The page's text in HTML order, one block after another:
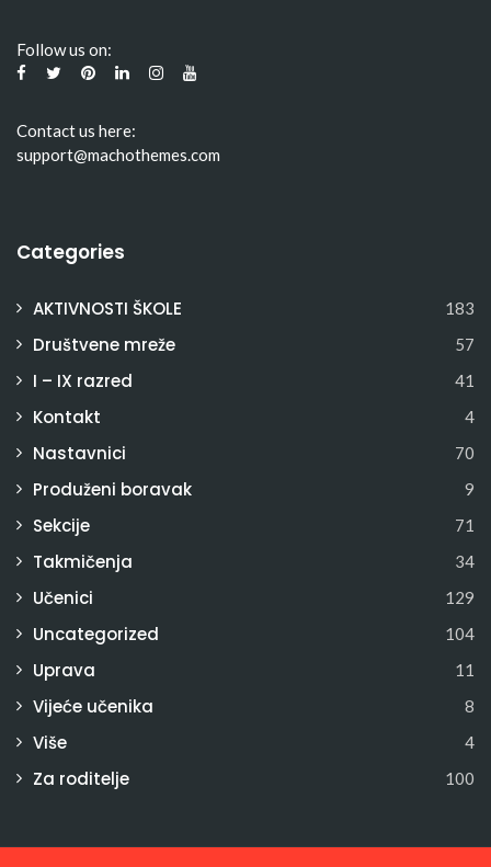
Follow us on:
Contact us here:
support@machothemes.com
Categories
AKTIVNOSTI ŠKOLE 183
Društvene mreže 57
I – IX razred 41
Kontakt 4
Nastavnici 70
Produženi boravak 9
Sekcije 71
Takmičenja 34
Učenici 129
Uncategorized 104
Uprava 11
Vijeće učenika 8
Više 4
Za roditelje 100